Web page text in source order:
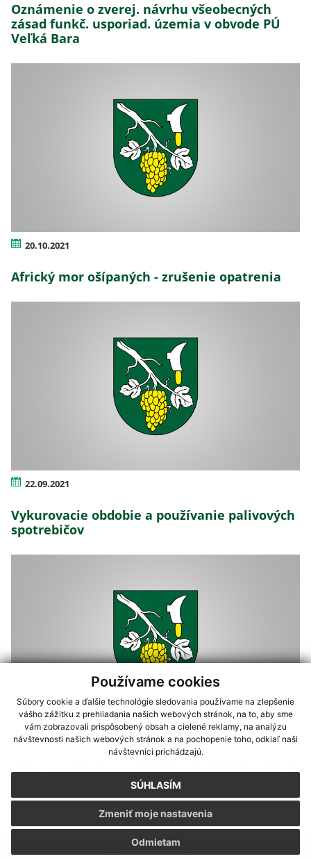
Používame cookies
Súbory cookie a ďalšie technológie sledovania používame na zlepšenie
vášho zážitku z prehliadania našich webových stránok, na to, aby sme
vám zobrazovali prispôsobený obsah a cielené reklamy, na analýzu
návštevnosti našich webových stránok a na pochopenie toho, odkiaľ naši
návštevníci prichádzajú.
SÚHLASÍM
Odmietam
Zmeniť moje nastavenia
Oznámenie o zverej. návrhu všeobecných
zásad funkč. usporiad. územia v obvode PÚ
Veľká Bara
20.10.2021
Africký mor ošípaných - zrušenie opatrenia
22.09.2021
Vykurovacie obdobie a používanie palivových
spotrebičov
20.09.2021